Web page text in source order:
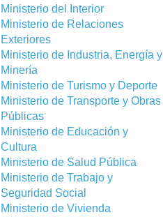
Ministerio del Interior
Ministerio de Relaciones
Exteriores
Ministerio de Industria, Energía y
Minería
Ministerio de Turismo y Deporte
Ministerio de Transporte y Obras
Públicas
Ministerio de Educación y
Cultura
Ministerio de Salud Pública
Ministerio de Trabajo y
Seguridad Social
Ministerio de Vivienda